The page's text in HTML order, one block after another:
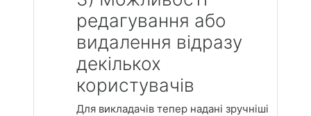
редагування або
видалення відразу
декількох
користувачів
Для викладачів тепер надані зручніші